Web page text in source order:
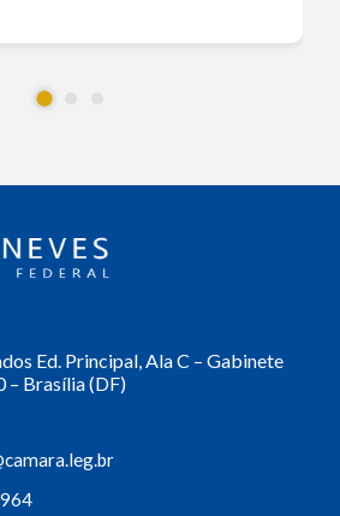
Ed. Principal, Ala C – Gabinete
– Brasília (DF)